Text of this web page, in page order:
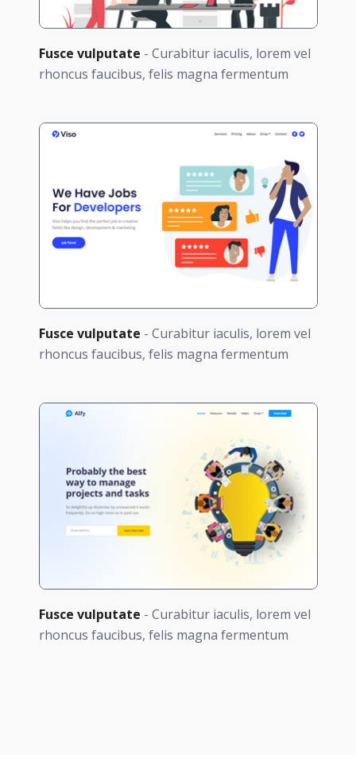
Fusce vulputate - Curabitur iaculis, lorem vel
rhoncus faucibus, felis magna fermentum
Fusce vulputate - Curabitur iaculis, lorem vel
rhoncus faucibus, felis magna fermentum
Fusce vulputate - Curabitur iaculis, lorem vel
rhoncus faucibus, felis magna fermentum